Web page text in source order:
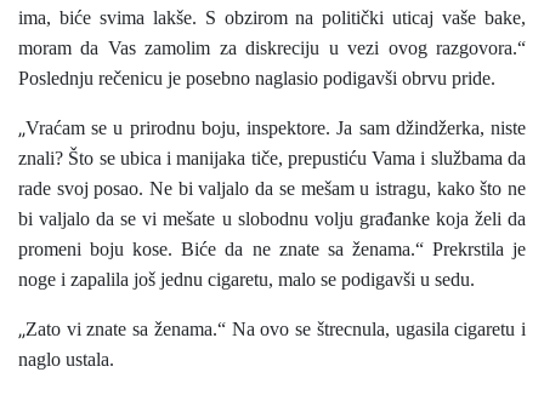
ima, biće svima lakše. S obzirom na politički uticaj vaše bake,
moram da Vas zamolim za diskreciju u vezi ovog razgovora.“
Poslednju rečenicu je posebno naglasio podigavši obrvu pride.
„Vraćam se u prirodnu boju, inspektore. Ja sam džindžerka, niste
znali? Što se ubica i manijaka tiče, prepustiću Vama i službama da
rade svoj posao. Ne bi valjalo da se mešam u istragu, kako što ne
bi valjalo da se vi mešate u slobodnu volju građanke koja želi da
promeni boju kose. Biće da ne znate sa ženama.“ Prekrstila je
noge i zapalila još jednu cigaretu, malo se podigavši u sedu.
„Zato vi znate sa ženama.“ Na ovo se štrecnula, ugasila cigaretu i
naglo ustala.